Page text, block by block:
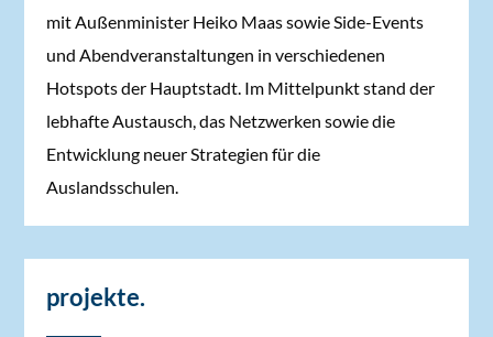
mit Außenminister Heiko Maas sowie Side-Events
und Abendveranstaltungen in verschiedenen
Hotspots der Hauptstadt. Im Mittelpunkt stand der
lebhafte Austausch, das Netzwerken sowie die
Entwicklung neuer Strategien für die
Auslandsschulen.
projekte.